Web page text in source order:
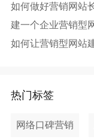
如何做好营销网站
建一个企业营销型
如何让营销型网站
热门标签
网络口碑营销